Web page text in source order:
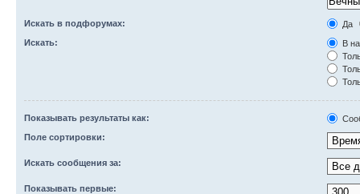
Искать в подфорумах:
Да
Искать:
В
Показывать результаты как:
Поле сортировки:
Искать сообщения за:
Показывать первые: